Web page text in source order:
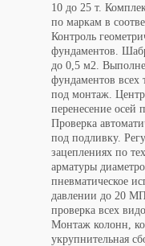
10 до 25 т.
по маркам в
Контроль
фундаментов.
до 0,5 м2.
фундаментов всех
под монтаж.
перенесение осей
Проверка
под подливку.
зацеплениях по
арматуры
пневматическое
давлении до 20
проверка всех
Монтаж колонн,
укрупнительная